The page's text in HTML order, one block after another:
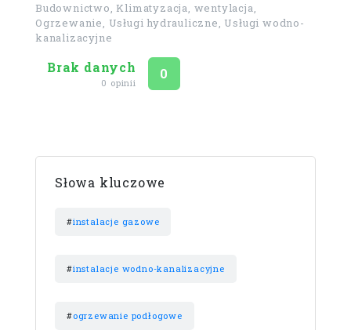
Budownictwo, Klimatyzacja, wentylacja,
Ogrzewanie, Usługi hydrauliczne, Usługi wodno-
kanalizacyjne
Brak danych
0 opinii
Ocena
0
Słowa kluczowe
#instalacje gazowe
#instalacje wodno-kanalizacyjne
#ogrzewanie podłogowe